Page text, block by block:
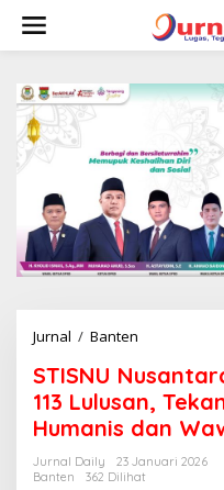
w
Jurnal / Banten
S
N
U
u
STISNU
113 Lulusan,
Humanis dan
Jurnal Daily
23 Januari 2026
Banten
362 Dilihat